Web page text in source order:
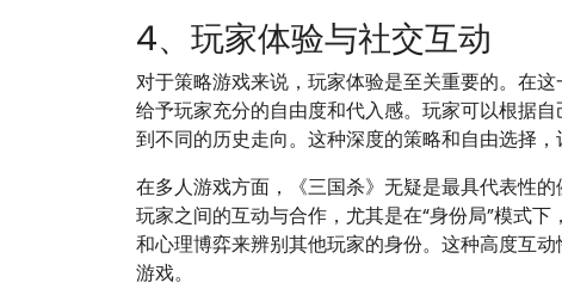
4、玩家体验与社交互动
对于策略游戏来说，玩家体验是至关重要的。在
给予玩家充分的自由度和代入感。玩家可以根据
到不同的历史走向。这种深度的策略和自由选择，
在多人游戏方面，《三国杀》无疑是最具代表性
玩家之间的互动与合作，尤其是在“身份局”模式
和心理博弈来辨别其他玩家的身份。这种高度互
游戏。